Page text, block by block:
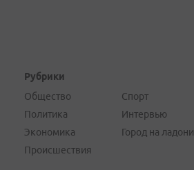
Рубрики
Общество
Политика
Экономика
Происшествия
Спорт
Интервью
Город на ладони